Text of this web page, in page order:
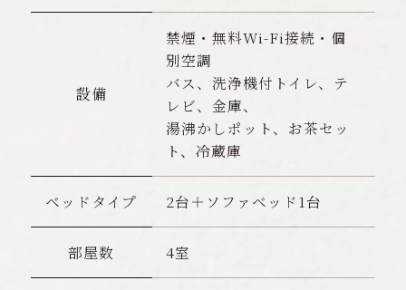
設備
禁煙・無料Wi-Fi接続・個
別空調
バス、洗浄機付トイレ、テ
レビ、金庫、
湯沸かしポット、お茶セッ
ト、冷蔵庫
ベッドタイプ 2台＋ソファベッド1台
部屋数 4室